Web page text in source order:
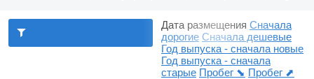
Дата размещения Сначала
дорогие Сначала дешевые
Год выпуска - сначала новые
Год выпуска - сначала
старые Пробег ⬊ Пробег ⬈